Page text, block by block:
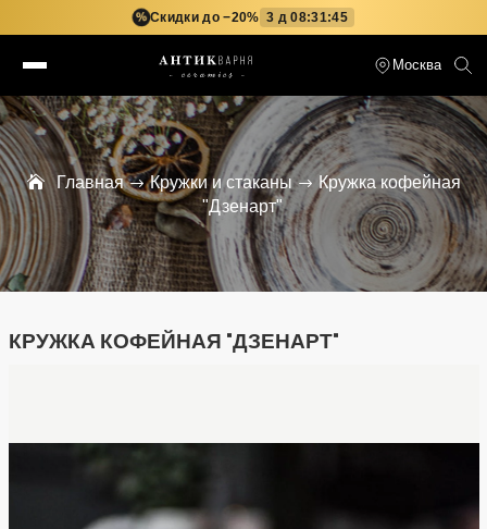
% Скидки до −20% 3 д 08:31:44
Москва
Главная Кружки и стаканы
Кружка кофейная
"Дзенарт"
КРУЖКА КОФЕЙНАЯ "ДЗЕНАРТ"